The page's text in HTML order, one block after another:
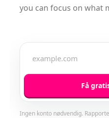
you can focus on what
Få
Ingen konto nødvendig.